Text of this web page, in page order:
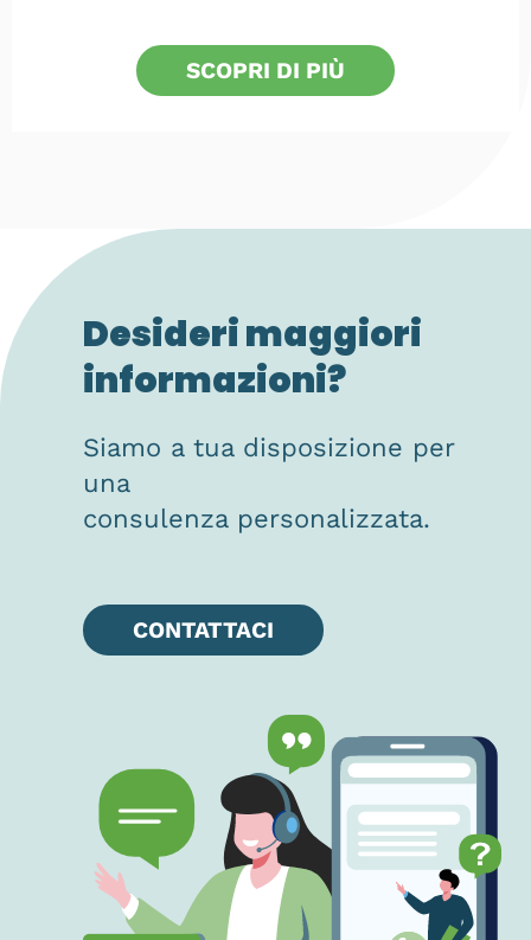
SCOPRI DI PIÙ
Desideri maggiori
informazioni?
Siamo a tua disposizione per
una
consulenza personalizzata.
CONTATTACI